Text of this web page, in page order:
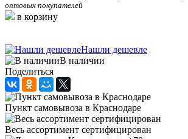
оптовых покупателей
в корзину
Нашли дешевле
В наличии
Поделиться
Пункт самовывоза в Краснодаре
Весь ассортимент сертифицирован